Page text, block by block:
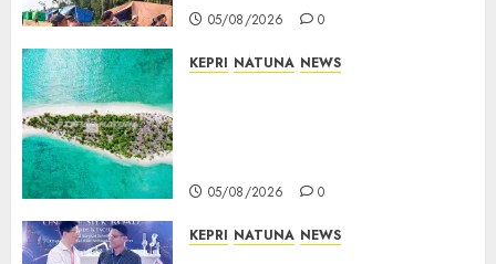
05/08/2026 0
KEPRI NATUNA NEWS
05/08/2026 0
KEPRI NATUNA NEWS